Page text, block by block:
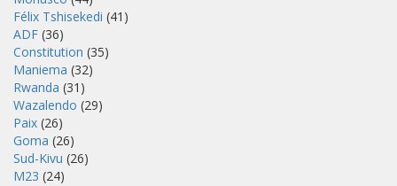
Félix Tshisekedi (41)
ADF (36)
Constitution (35)
Maniema (32)
Rwanda (31)
Wazalendo (29)
Paix (26)
Goma (26)
Sud-Kivu (26)
M23 (24)